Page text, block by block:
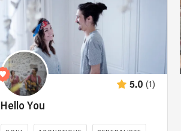
projet
de
compositions
à
son
nom
(INDAWA
5.0 (1)
Hello You